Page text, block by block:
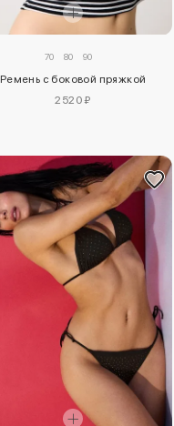
70 80 90
Ремень с боковой пряжкой
2520 ₽